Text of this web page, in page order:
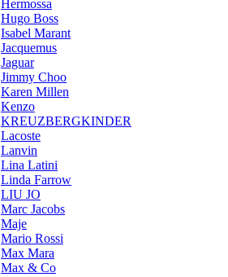
Hermossa
Hugo Boss
Isabel Marant
Jacquemus
Jaguar
Jimmy Choo
Karen Millen
Kenzo
KREUZBERGKINDER
Lacoste
Lanvin
Lina Latini
Linda Farrow
LIU JO
Marc Jacobs
Maje
Mario Rossi
Max Mara
Max & Co